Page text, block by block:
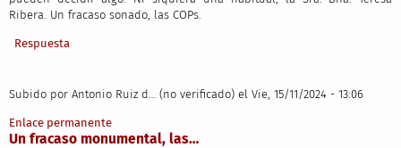
Ribera. Un fracaso sonado, las COPs.
Respuesta
Subido por Antonio Ruiz d… (no verificado) el Vie, 15/11/2024 - 13:06
Enlace permanente
Un fracaso monumental, las…